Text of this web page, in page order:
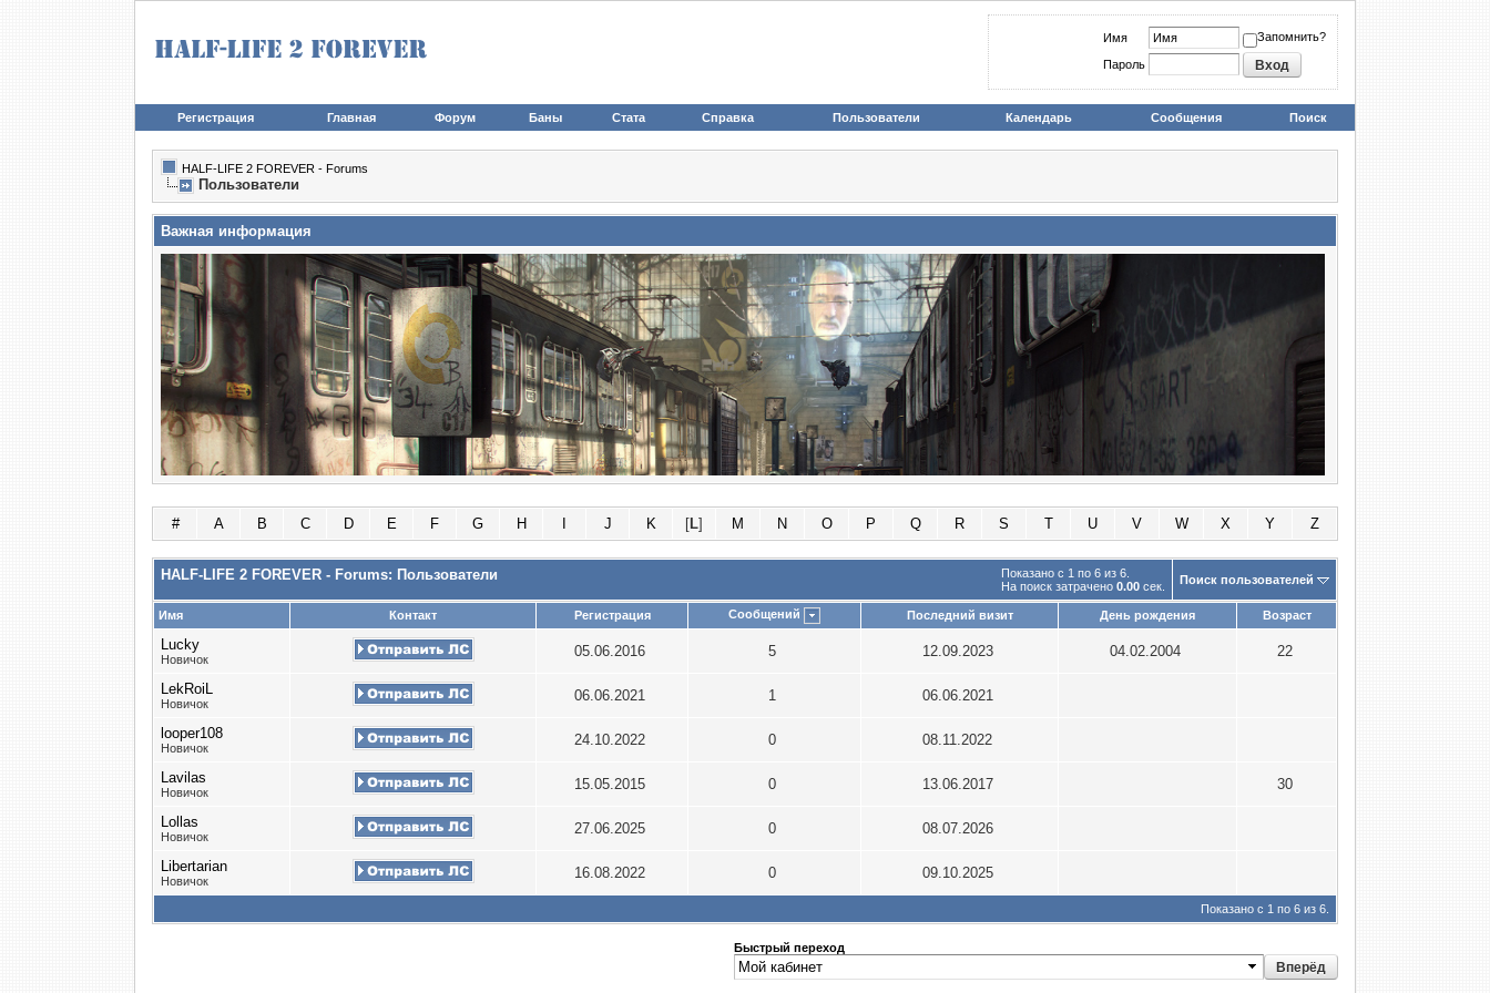
Имя Запомнить?
Пароль
Регистрация Главная Форум Баны Стата Справка Пользователи Календарь Сообщения Поиск
HALF-LIFE 2 FOREVER - Forums
Пользователи
Важная информация
# A B C D E F G H J K [L] M N O P Q R S T U V W X Y Z
Показано с 1 по 6 из 6.
На поиск затрачено 0.00 сек.
HALF-LIFE 2 FOREVER - Forums: Пользователи Поиск пользователей
Имя Контакт Регистрация Сообщений Последний визит День рождения Возраст
Lucky
Новичок 05.06.2016 5 12.09.2023 04.02.2004 22
LekRoiL
Новичок 06.06.2021 1 06.06.2021
looper108
Новичок 24.10.2022 0 08.11.2022
Lavilas
Новичок 15.05.2015 0 13.06.2017 30
Lollas
Новичок 27.06.2025 0 08.07.2026
Libertarian
Новичок 16.08.2022 0 09.10.2025
Показано с 1 по 6 из 6.
Быстрый переход